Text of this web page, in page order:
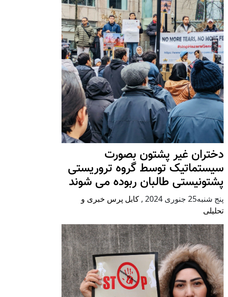
دختران غیر پشتون بصورت
سیستماتیک توسط گروه تروریستی
پشتونیستی طالبان ربوده می شوند
پنج شنبه25 جنوری 2024 , کابل پرس خبری و
تحلیلی